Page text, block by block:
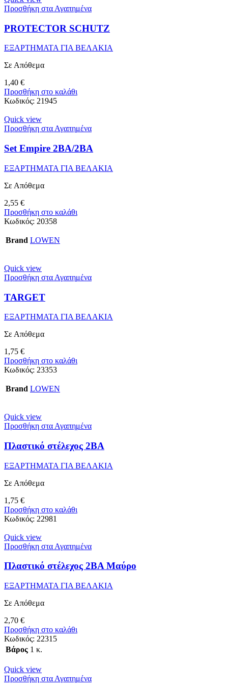
Προσθήκη στα Αγαπημένα
PROTECTOR SCHUTZ
ΕΞΑΡΤΗΜΑΤΑ ΓΙΑ ΒΕΛΑΚΙΑ
Σε Απόθεμα
1,40 €
Προσθήκη στο καλάθι
Κωδικός: 21945
Quick view
Προσθήκη στα Αγαπημένα
Set Empire 2BA/2BA
ΕΞΑΡΤΗΜΑΤΑ ΓΙΑ ΒΕΛΑΚΙΑ
Σε Απόθεμα
2,55 €
Προσθήκη στο καλάθι
Κωδικός: 20358
Brand LOWEN
Quick view
Προσθήκη στα Αγαπημένα
TARGET
ΕΞΑΡΤΗΜΑΤΑ ΓΙΑ ΒΕΛΑΚΙΑ
Σε Απόθεμα
1,75 €
Προσθήκη στο καλάθι
Κωδικός: 23353
Brand LOWEN
Quick view
Προσθήκη στα Αγαπημένα
Πλαστικό στέλεχος 2ΒΑ
ΕΞΑΡΤΗΜΑΤΑ ΓΙΑ ΒΕΛΑΚΙΑ
Σε Απόθεμα
1,75 €
Προσθήκη στο καλάθι
Κωδικός: 22981
Quick view
Προσθήκη στα Αγαπημένα
Πλαστικό στέλεχος 2ΒΑ Μαύρο
ΕΞΑΡΤΗΜΑΤΑ ΓΙΑ ΒΕΛΑΚΙΑ
Σε Απόθεμα
2,70 €
Προσθήκη στο καλάθι
Κωδικός: 22315
Βάρος 1 κ.
Quick view
Προσθήκη στα Αγαπημένα